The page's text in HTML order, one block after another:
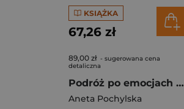
KSIĄŻKA
67,26 zł
89,00 zł - sugerowana cena
detaliczna
Podróż po emocjach Gra planszowa o charakterze terapeutycznym
Aneta Pochylska